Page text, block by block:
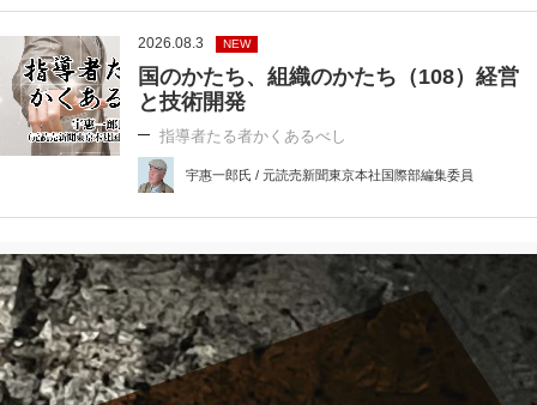
2026.08.3 NEW
国のかたち、組織のかたち（108）経営
と技術開発
指導者たる者かくあるべし
宇惠一郎氏 / 元読売新聞東京本社国際部編集委員